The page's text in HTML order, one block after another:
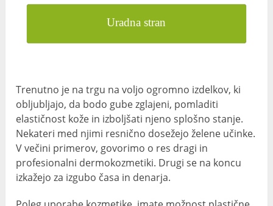
Uradna stran
Trenutno je na trgu na voljo ogromno izdelkov, ki
obljubljajo, da bodo gube zglajeni, pomladiti
elastičnost kože in izboljšati njeno splošno stanje.
Nekateri med njimi resnično dosežejo želene učinke.
V večini primerov, govorimo o res dragi in
profesionalni dermokozmetiki. Drugi se na koncu
izkažejo za izgubo časa in denarja.